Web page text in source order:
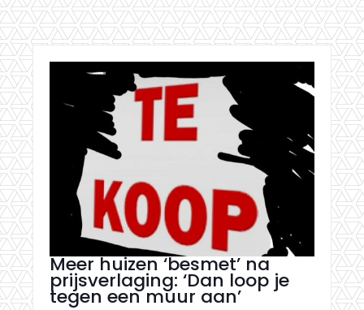
Meer huizen ‘besmet’ na
prijsverlaging: ‘Dan loop je
tegen een muur aan’